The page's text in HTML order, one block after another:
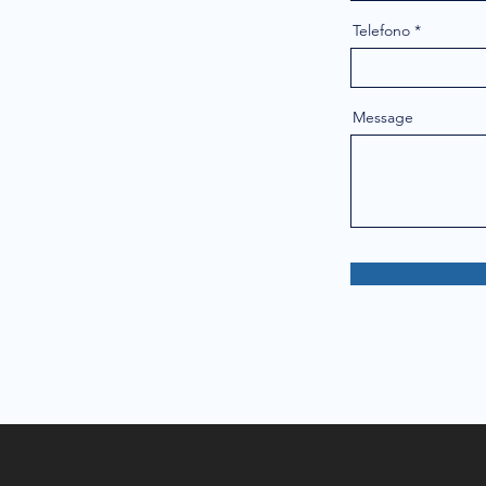
Telefono
Message